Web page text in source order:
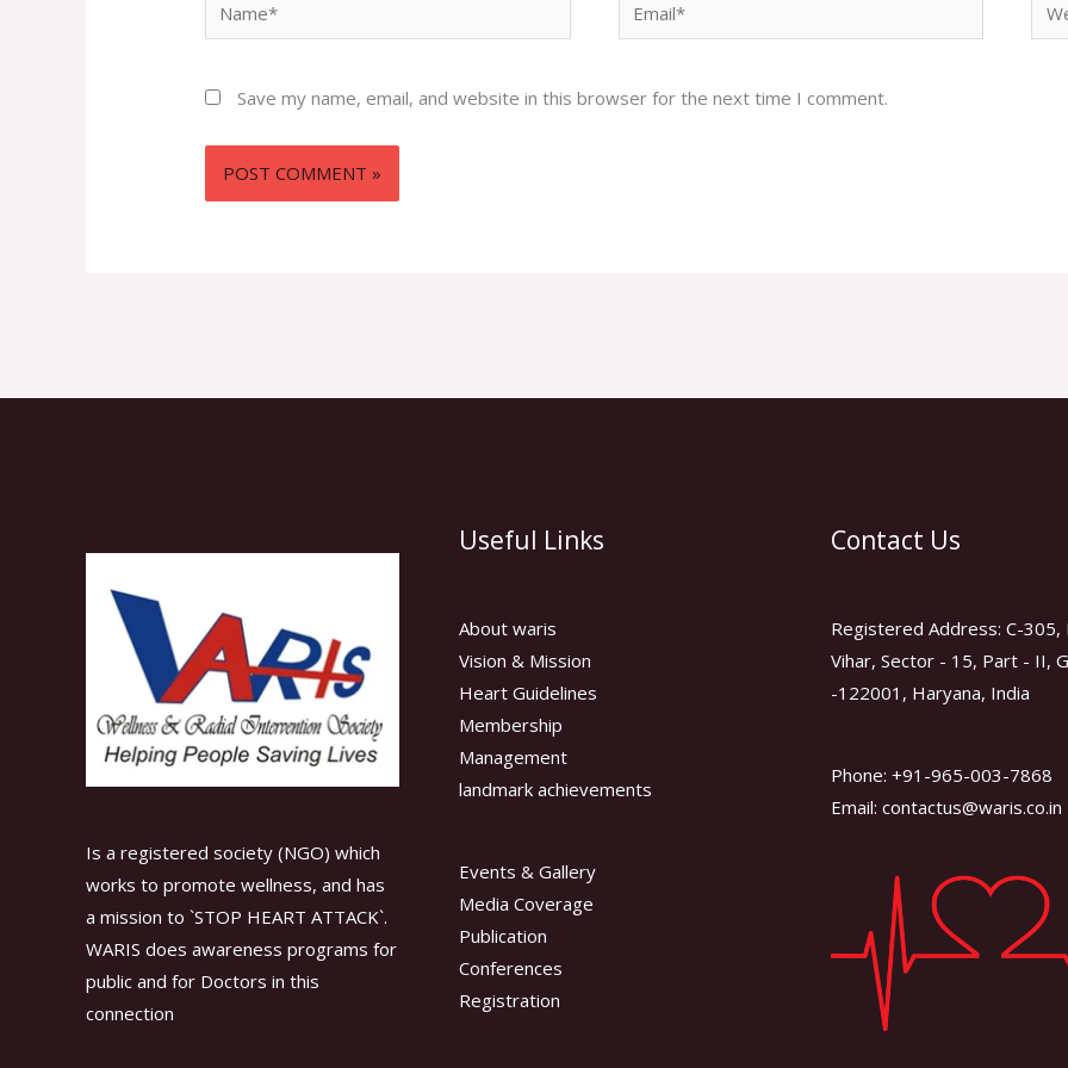
Save my name, email, and website in this browser for the next time I comment.
Is a registered society (NGO) which
works to promote wellness, and has
a mission to `STOP HEART ATTACK`.
WARIS does awareness programs for
public and for Doctors in this
connection
Useful Links
About waris
Vision & Mission
Heart Guidelines
Membership
Management
landmark achievements
Events & Gallery
Media Coverage
Publication
Conferences
Registration
Contact Us
Registered Address: C-305,
Vihar, Sector - 15, Part - II,
-122001, Haryana, India
Phone: +91-965-003-7868
Email: contactus@waris.co.in